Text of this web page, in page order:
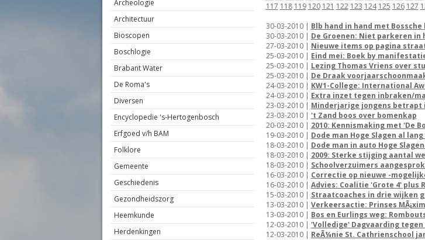
Archeologie
Architectuur
Bioscopen
Boschlogie
Brabant Water
De Roma's
Diversen
Encyclopedie 's-Hertogenbosch
Erfgoed v/h BAM
Folklore
Gemeente
Geschiedenis
Gezondheidszorg
Heemkunde
Herdenkingen
117 118 119 120 121 122 123 124 125 126 127
30-03-2010 | Blb hand in hand met Bossche
30-03-2010 | De Groenen: Niet parkeren
27-03-2010 | Nieuwe items op pagina
25-03-2010 | Eind mei: Boek by
25-03-2010 | Lezing Thomas Vriens over
25-03-2010 | De Draak
24-03-2010 | KW1-College: International
24-03-2010 | Extra inzet tegen inbraken/
23-03-2010 | Minderjarige jongens betrapt
23-03-2010 | 't Zand boos over bomenkap
20-03-2010 | 2010: Kennismaking met 'De
19-03-2010 | Dode man Hoge Slagen al
18-03-2010 | Dode man in auto Hoge
18-03-2010 | 2009: Sterke stijging aantal
18-03-2010 | Schoolverzuimers
16-03-2010 | Correctie op nieuwe -
16-03-2010 | Advies: Coalitie 'Grote 4' plus
15-03-2010 | Straatcoaches in drie wijken
13-03-2010 | Verkeersactie: Prinses
13-03-2010 | Bos en Eurlings weg:
12-03-2010 | 'Volledige' Dagvaarding tegen
12-03-2010 | ReÃ¼nie St. Cathrienschool